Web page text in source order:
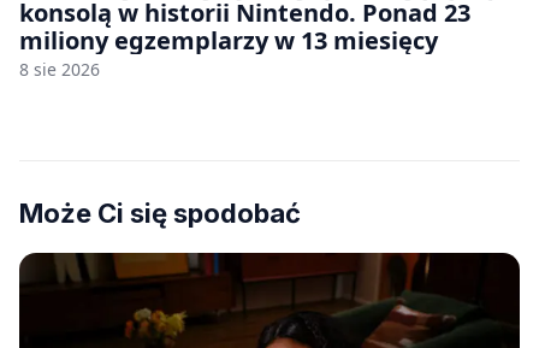
konsolą w historii Nintendo. Ponad 23
miliony egzemplarzy w 13 miesięcy
8 sie 2026
Może Ci się spodobać